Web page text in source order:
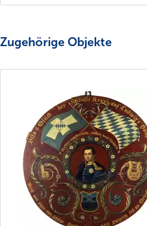
Zugehörige Objekte